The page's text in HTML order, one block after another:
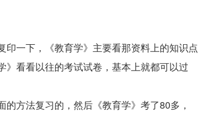
一下，《教育学》主要看那资料上的知识点
》看看以往的考试试卷，基本上就都可以过
方法复习的，然后《教育学》考了80多，